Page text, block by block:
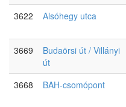
3622
Alsóhegy utca
3669
Budaörsi út / Villányi
út
3668
BAH-csomópont